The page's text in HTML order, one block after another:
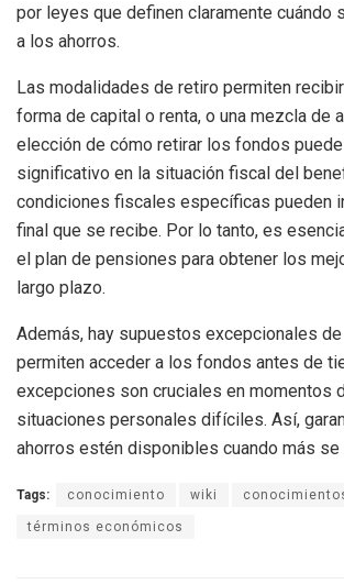
por leyes que definen claramente cuándo
a los ahorros.
Las modalidades de retiro permiten
forma de capital o renta, o una mezcla de
elección de cómo retirar los fondos
significativo en la situación fiscal del
condiciones fiscales específicas pueden
final que se recibe. Por lo tanto, es
el plan de pensiones para obtener los
largo plazo.
Además, hay supuestos excepcionales
permiten acceder a los fondos antes de
excepciones son cruciales en momentos
situaciones personales difíciles. Así,
ahorros estén disponibles cuando más se
Tags: conocimiento wiki
términos económicos